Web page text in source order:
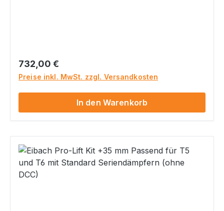
Hilfsfedern Optimale Fahrqualität Lineares
Federsystem Optimiertes sportliches Handling
aber typisch Eibach mit angenehm sportlich-
komfortabler Abstimmung Höchste
Dauerhaltbarkeit natürlich mit Teilegutachten
inkl. Verstellschlüssel inkl. speziellen Eibach
Regulärer Preis:
732,00 €
Preise inkl. MwSt. zzgl. Versandkosten
In den Warenkorb